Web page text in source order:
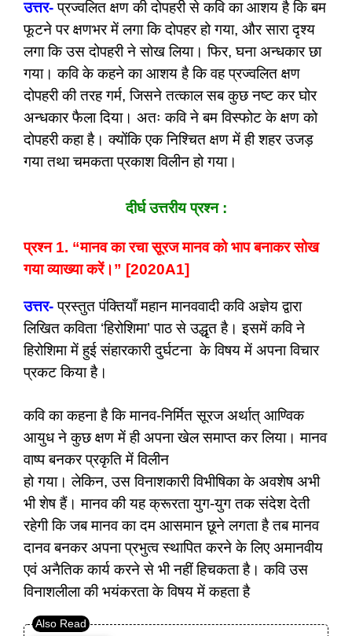
उत्तर- प्रज्वलित क्षण की दोपहरी से कवि का आशय है कि बम
फूटने पर क्षणभर में लगा कि दोपहर हो गया, और सारा दृश्य
लगा कि उस दोपहरी ने सोख लिया। फिर, घना अन्धकार छा
गया। कवि के कहने का आशय है कि वह प्रज्वलित क्षण
दोपहरी की तरह गर्म, जिसने तत्काल सब कुछ नष्ट कर घोर
अन्धकार फैला दिया। अतः कवि ने बम विस्फोट के क्षण को
दोपहरी कहा है। क्योंकि एक निश्चित क्षण में ही शहर उजड़
गया तथा चमकता प्रकाश विलीन हो गया।
दीर्घ उत्तरीय प्रश्न :
प्रश्न 1. “मानव का रचा सूरज मानव को भाप बनाकर सोख
गया व्याख्या करें।” [2020A1]
उत्तर- प्रस्तुत पंक्तियाँ महान मानववादी कवि अज्ञेय द्वारा
लिखित कविता ‘हिरोशिमा’ पाठ से उद्धृत है। इसमें कवि ने
हिरोशिमा में हुई संहारकारी दुर्घटना के विषय में अपना विचार
प्रकट किया है।
कवि का कहना है कि मानव-निर्मित सूरज अर्थात् आण्विक
आयुध ने कुछ क्षण में ही अपना खेल समाप्त कर लिया। मानव
वाष्प बनकर प्रकृति में विलीन
हो गया। लेकिन, उस विनाशकारी विभीषिका के अवशेष अभी
भी शेष हैं। मानव की यह क्रूरता युग-युग तक संदेश देती
रहेगी कि जब मानव का दम आसमान छूने लगता है तब मानव
दानव बनकर अपना प्रभुत्व स्थापित करने के लिए अमानवीय
एवं अनैतिक कार्य करने से भी नहीं हिचकता है। कवि उस
विनाशलीला की भयंकरता के विषय में कहता है